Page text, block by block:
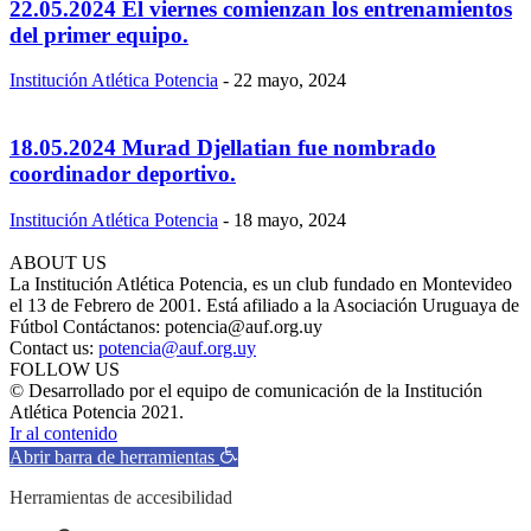
22.05.2024 El viernes comienzan los entrenamientos
del primer equipo.
Institución Atlética Potencia - 22 mayo, 2024
18.05.2024 Murad Djellatian fue nombrado
coordinador deportivo.
Institución Atlética Potencia - 18 mayo, 2024
ABOUT US
La Institución Atlética Potencia, es un club fundado en Montevideo
el 13 de Febrero de 2001. Está afiliado a la Asociación Uruguaya de
Fútbol Contáctanos: potencia@auf.org.uy
Contact us: potencia@auf.org.uy
FOLLOW US
© Desarrollado por el equipo de comunicación de la Institución
Atlética Potencia 2021.
Ir al contenido
Abrir barra de herramientas
Herramientas de accesibilidad